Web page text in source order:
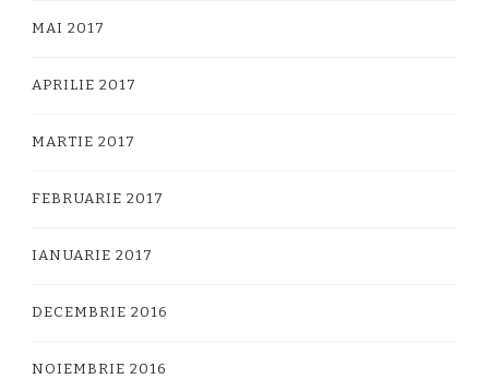
MAI 2017
APRILIE 2017
MARTIE 2017
FEBRUARIE 2017
IANUARIE 2017
DECEMBRIE 2016
NOIEMBRIE 2016